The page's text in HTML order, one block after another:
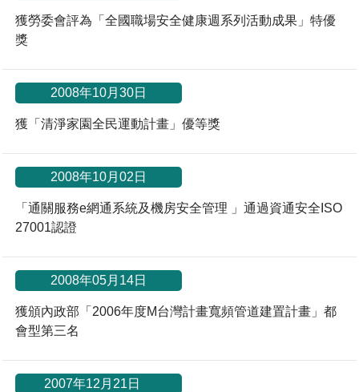
獲勞委會評為「全國職場安全健康週系列活動成果」特優
獎
2008年10月30日
獲「清淨家園全民運動計畫」優等獎
2008年10月02日
「通關服務e網通系統及機房安全管理 」通過資通安全ISO
27001認證
2008年05月14日
獲頒內政部「2006年度M台灣計畫寬頻管道建置計畫」都
會型第三名
2007年12月21日